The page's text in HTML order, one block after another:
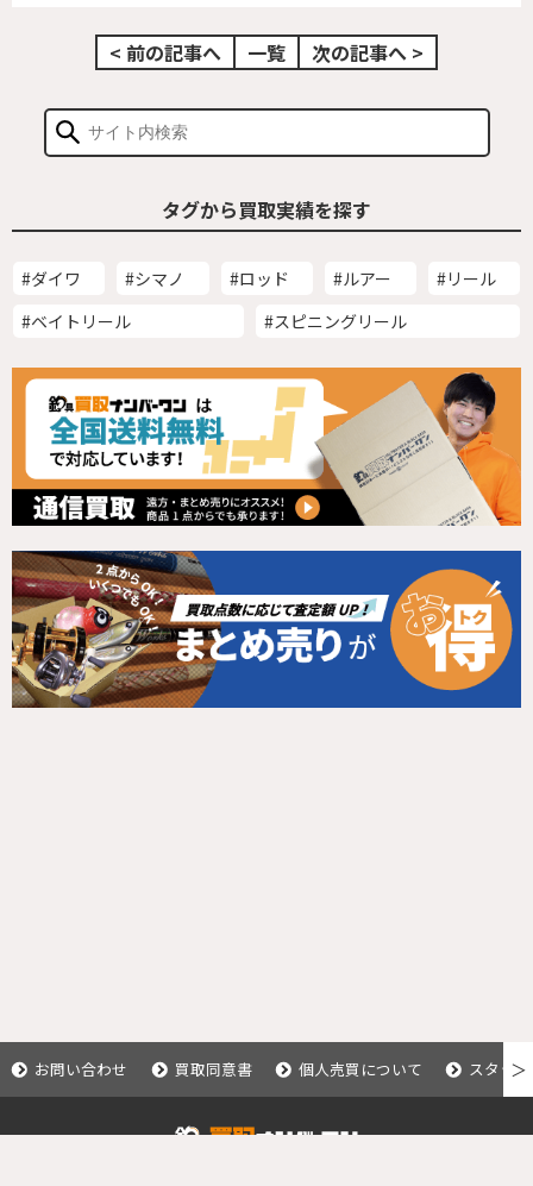
< 前の記事へ 一覧 次の記事へ >
タグから買取実績を探す
#ダイワ #シマノ #ロッド #ルアー
#リール
#ベイトリール
#スピニングリール
お問い合わせ 買取同意書 個人売買について スタッ＞